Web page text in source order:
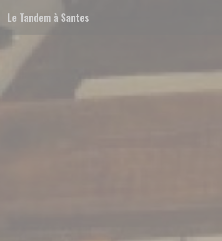
Le Tandem à Santes